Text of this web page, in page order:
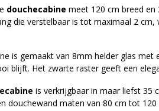
douchecabine meet 120 cm breed en
die verstelbaar is tot maximaal 2
is gemaakt van 8mm helder glas
blijft. Het zwarte raster geeft een
is verkrijgbaar in maar liefst 35
douchewand maten van 80 cm tot